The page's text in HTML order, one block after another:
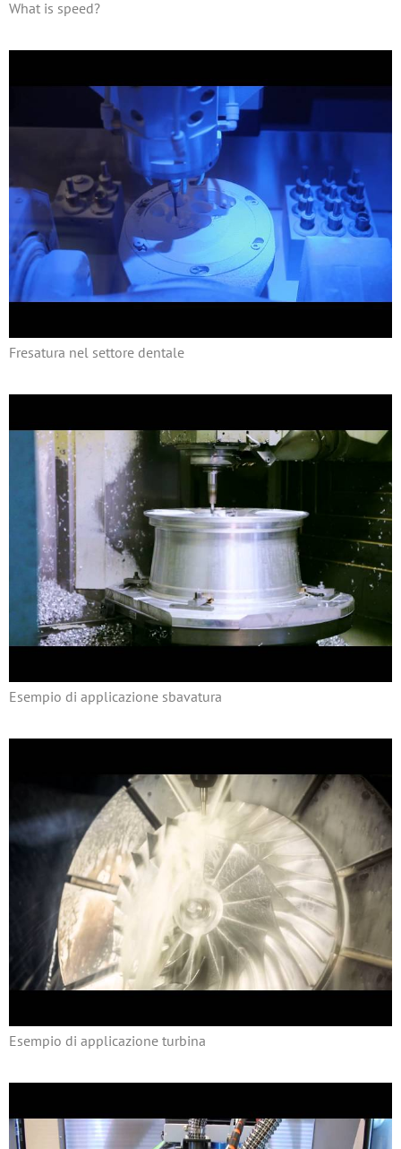
What is speed?
Fresatura nel settore dentale
Esempio di applicazione sbavatura
Esempio di applicazione turbina